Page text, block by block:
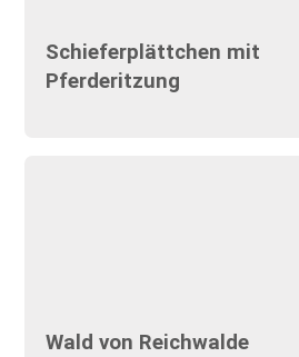
Schieferplättchen mit
Pferderitzung
Wald von Reichwalde